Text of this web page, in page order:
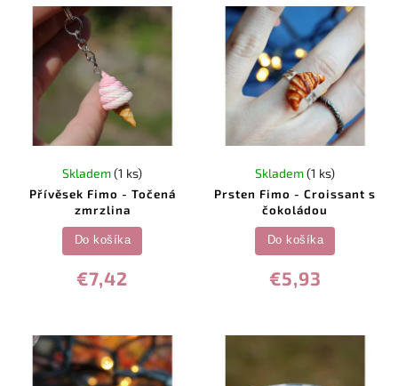
Přívěsek Fimo - Točená
zmrzlina
Skladem(1 ks)
€7,42
Do košíka
Prsten Fimo - Croissant s
čokoládou
Skladem(1 ks)
€5,93
Do košíka